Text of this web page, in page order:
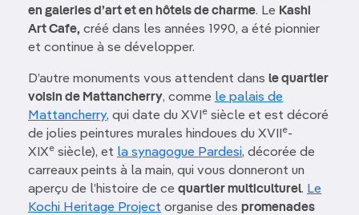
en galeries d’art et en hôtels de charme. Le Kashi
Art Cafe, créé dans les années 1990, a été pionnier
et continue à se développer.
D’autre monuments vous attendent dans le quartier
voisin de Mattancherry, comme le palais de
Mattancherry, qui date du XVI e siècle et est décoré
de jolies peintures murales hindoues du XVII
e-
XIXe siècle), et la synagogue Pardesi, décorée de
carreaux peints à la main, qui vous donneront un
aperçu de l’histoire de ce quartier multiculturel. Le
Kochi Heritage Project organise des promenades